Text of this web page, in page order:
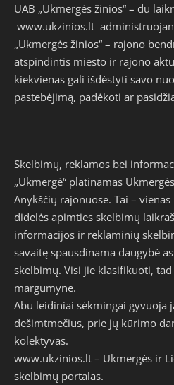
UAB „Ukmergės žinios“ – du
www.ukzinios.lt
„Ukmergės žinios“ – rajono
atspindintis miesto ir rajono
kiekvienas gali išdėstyti savo
pastebėjimą, padėkoti ar
Skelbimų, reklamos bei
„Ukmergė“ platinamas
Anykščių rajonuose. Tai –
didelės apimties skelbimų
informacijos ir reklaminių
savaitę spausdinama daugybė
skelbimų. Visi jie klasifikuoti,
margumyne.
Abu leidiniai sėkmingai gyvuoja
dešimtmečius, prie jų kūrimo
kolektyvas.
www.ukzinios.lt – Ukmergės ir
skelbimų portalas.